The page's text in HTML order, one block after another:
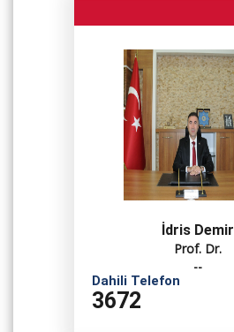
İdris Demir
Prof. Dr.
--
Dahili Telefon
3672